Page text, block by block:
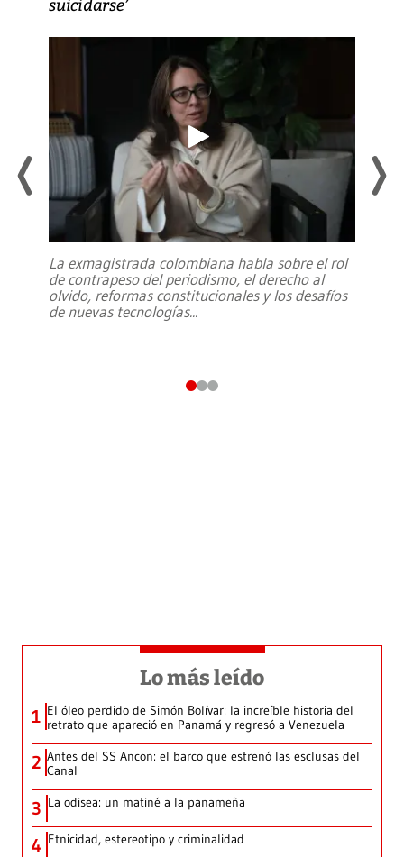
La exmagistrada colombiana habla sobre el rol
de contrapeso del periodismo, el derecho al
olvido, reformas constitucionales y los desafíos
de nuevas tecnologías...
Lo más leído
1 El óleo perdido de Simón Bolívar: la increíble historia del
retrato que apareció en Panamá y regresó a Venezuela
2 Antes del SS Ancon: el barco que estrenó las esclusas del
Canal
3 La odisea: un matiné a la panameña
4 Etnicidad, estereotipo y criminalidad